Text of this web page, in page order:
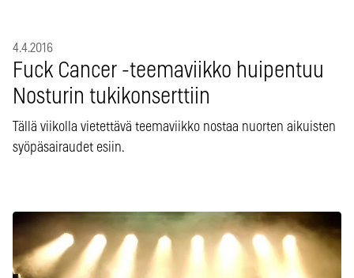
4.4.2016
Fuck Cancer -teemaviikko huipentuu
Nosturin tukikonserttiin
Tällä viikolla vietettävä teemaviikko nostaa nuorten aikuisten
syöpäsairaudet esiin.